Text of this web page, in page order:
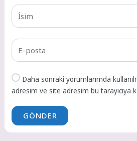
Daha sonraki yorumlarımda
adresim ve site adresim bu tarayıcıya
GÖNDER